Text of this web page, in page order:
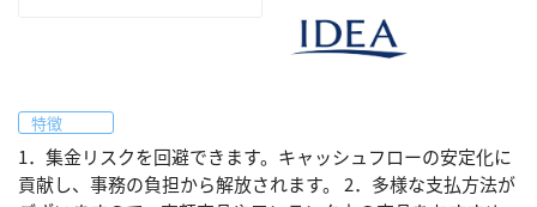
特徴
1．集金リスクを回避できます。キャッシュフローの安定化に
貢献し、事務の負担から解放されます。 2．多様な支払方法が